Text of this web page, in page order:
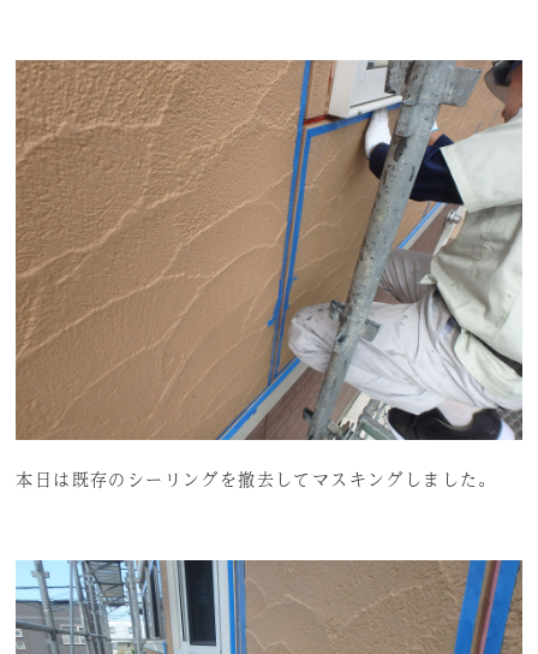
本日は既存のシーリングを撤去してマスキングしました。